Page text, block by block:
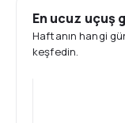
En ucuz uçuş
Haftanın hangi
keşfedin.